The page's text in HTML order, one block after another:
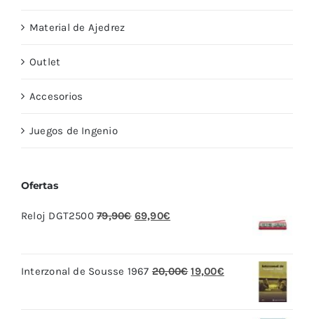
Material de Ajedrez
Outlet
Accesorios
Juegos de Ingenio
Ofertas
Reloj DGT2500 79,90€ El
era:
69,90€
es:
Interzonal de Sousse 1967 20,00€ El
19,00€El